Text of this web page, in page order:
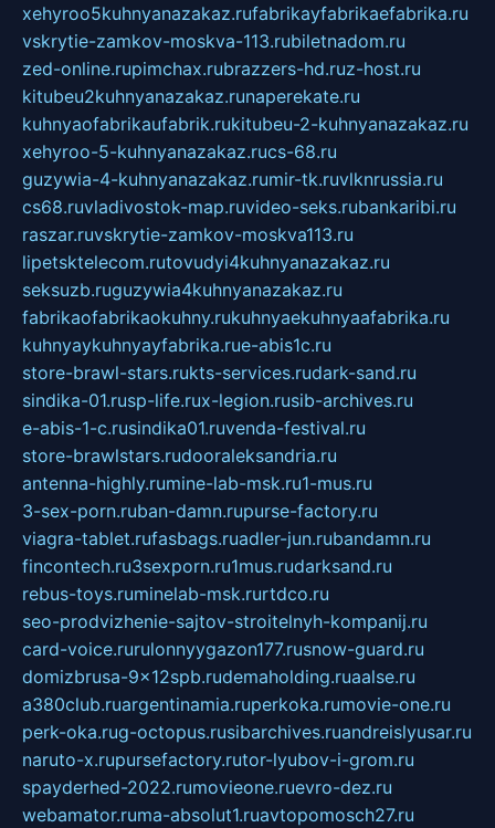
xehyroo5kuhnyanazakaz.rufabrikayfabrikaefabrika.ru
vskrytie-zamkov-moskva-113.rubiletnadom.ru
zed-online.rupimchax.rubrazzers-hd.ruz-host.ru
kitubeu2kuhnyanazakaz.runaperekate.ru
kuhnyaofabrikaufabrik.rukitubeu-2-kuhnyanazakaz.ru
xehyroo-5-kuhnyanazakaz.rucs-68.ru
guzywia-4-kuhnyanazakaz.rumir-tk.ruvlknrussia.ru
cs68.ruvladivostok-map.ruvideo-seks.rubankaribi.ru
raszar.ruvskrytie-zamkov-moskva113.ru
lipetsktelecom.rutovudyi4kuhnyanazakaz.ru
seksuzb.ruguzywia4kuhnyanazakaz.ru
fabrikaofabrikaokuhny.rukuhnyaekuhnyaafabrika.ru
kuhnyaykuhnyayfabrika.rue-abis1c.ru
store-brawl-stars.rukts-services.rudark-sand.ru
sindika-01.rusp-life.rux-legion.rusib-archives.ru
e-abis-1-c.rusindika01.ruvenda-festival.ru
store-brawlstars.rudooraleksandria.ru
antenna-highly.rumine-lab-msk.ru1-mus.ru
3-sex-porn.ruban-damn.rupurse-factory.ru
viagra-tablet.rufasbags.ruadler-jun.rubandamn.ru
fincontech.ru3sexporn.ru1mus.rudarksand.ru
rebus-toys.ruminelab-msk.rurtdco.ru
seo-prodvizhenie-sajtov-stroitelnyh-kompanij.ru
card-voice.rurulonnyygazon177.rusnow-guard.ru
domizbrusa-9x12spb.rudemaholding.ruaalse.ru
a380club.ruargentinamia.ruperkoka.rumovie-one.ru
perk-oka.rug-octopus.rusibarchives.ruandreislyusar.ru
naruto-x.rupursefactory.rutor-lyubov-i-grom.ru
spayderhed-2022.rumovieone.ruevro-dez.ru
webamator.ruma-absolut1.ruavtopomosch27.ru